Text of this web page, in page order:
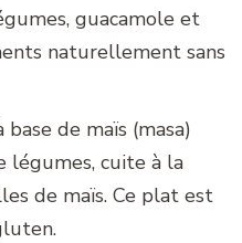
guacamole et
naturellement sans
base de maïs (masa)
légumes, cuite à la
de maïs. Ce plat est